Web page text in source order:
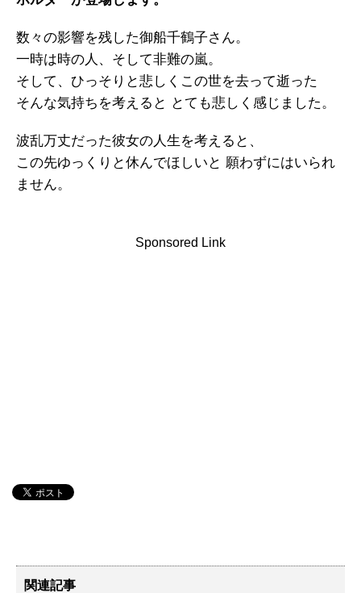
数々の影響を残した御船千鶴子さん。
一時は時の人、そして非難の嵐。
そして、ひっそりと悲しくこの世を去って逝った
そんな気持ちを考えると とても悲しく感じました。
波乱万丈だった彼女の人生を考えると、
この先ゆっくりと休んでほしいと 願わずにはいられ
ません。
Sponsored Link
関連記事